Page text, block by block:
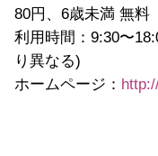
80円、6歳未満 無料
利用時間：9:30〜
り異なる)
ホームページ：